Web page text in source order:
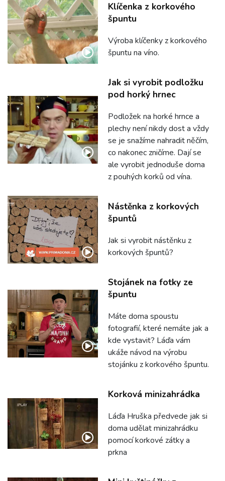
Klíčenka z korkového
špuntu
Výroba klíčenky z korkového
špuntu na víno.
Jak si vyrobit podložku
pod horký hrnec
Podložek na horké hrnce a
plechy není nikdy dost a vždy
se je snažíme nahradit něčím,
co nakonec zničíme. Dají se
ale vyrobit jednoduše doma
z pouhých korků od vína.
Nástěnka z korkových
špuntů
Jak si vyrobit nástěnku z
korkových špuntů?
Stojánek na fotky ze
špuntu
Máte doma spoustu
fotografií, které nemáte jak a
kde vystavit? Láďa vám
ukáže návod na výrobu
stojánku z korkového špuntu.
Korková minizahrádka
Láďa Hruška předvede jak si
doma udělat minizahrádku
pomocí korkové zátky a
prkna